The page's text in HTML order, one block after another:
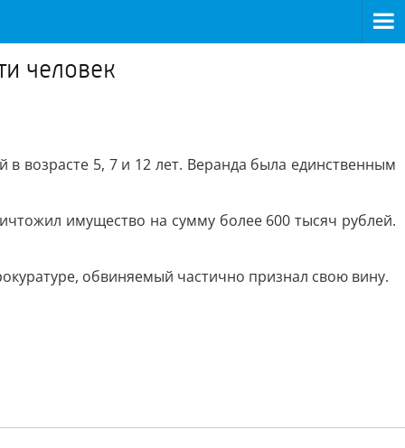
человек
возрасте 5, 7 и 12 лет. Веранда была единственным
имущество на сумму более 600 тысяч рублей.
обвиняемый частично признал свою вину.